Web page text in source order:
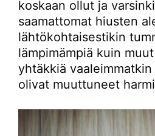
koskaan ollut ja
saamattomat hiusten
lähtökohtaisestikin
lämpimämpiä kuin
yhtäkkiä
olivat muuttuneet